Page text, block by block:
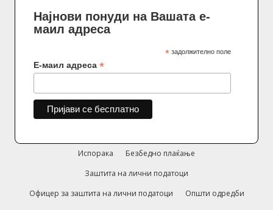
Најнови понуди на Вашата е-
маил адреса
* задолжително поле
Е-маил адреса *
Испорака
Безбедно плаќање
Заштита на лични податоци
Офицер за заштита на лични податоци
Општи одредби